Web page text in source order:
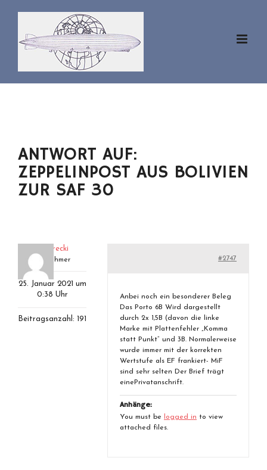
springen
ANTWORT AUF:
ZEPPELINPOST AUS BOLIVIEN
ZUR SAF 30
eckenerecki
Teilnehmer
25. Januar 2021 um
0:38 Uhr
Beitragsanzahl: 191
#2747
Anbei noch ein besonderer Beleg
Das Porto 6B Wird dargestellt
durch 2x 1,5B (davon die linke
Marke mit Plattenfehler „Komma
statt Punkt“ und 3B. Normalerweise
wurde immer mit der korrekten
Wertstufe als EF frankiert- MiF
sind sehr selten Der Brief trägt
einePrivatanschrift.
Anhänge:
You must be logged in to view
attached files.